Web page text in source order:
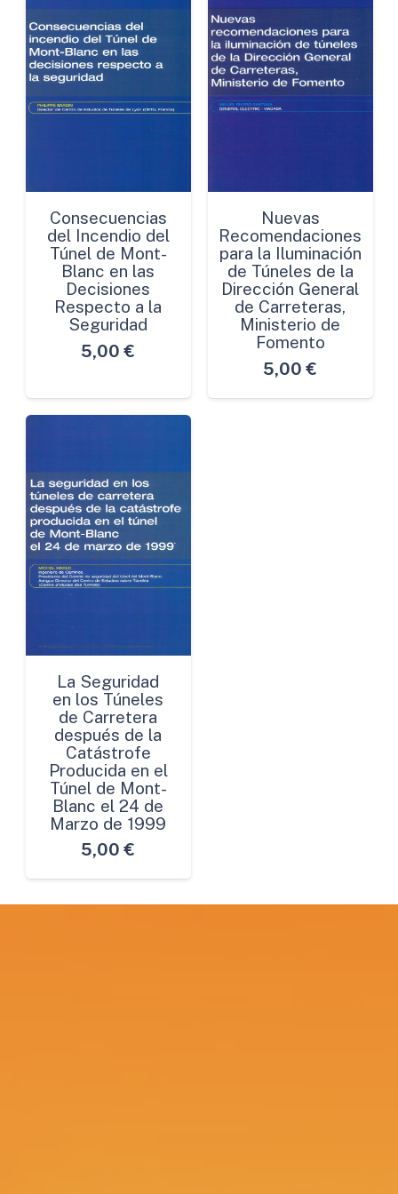
Consecuencias
del Incendio del
Túnel de Mont-
Blanc en las
Decisiones
Respecto a la
Seguridad
5,00 €
Nuevas
Recomendaciones
para la Iluminación
de Túneles de la
Dirección General
de Carreteras,
Ministerio de
Fomento
5,00 €
La Seguridad
en los Túneles
de Carretera
después de la
Catástrofe
Producida en el
Túnel de Mont-
Blanc el 24 de
Marzo de 1999
5,00 €